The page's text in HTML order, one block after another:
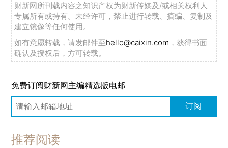
财新网所刊载内容之知识产权为财新传媒及/或相关权利人
专属所有或持有。未经许可，禁止进行转载、摘编、复制及
建立镜像等任何使用。
如有意愿转载，请发邮件至hello@caixin.com ，获得书面
确认及授权后，方可转载。
免费订阅财新网主编精选版电邮
订阅
推荐阅读